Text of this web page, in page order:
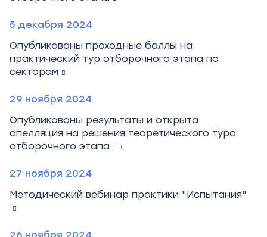
5 декабря 2024
Опубликованы проходные баллы на
практический тур отборочного этапа по
секторам
29 ноября 2024
Опубликованы результаты и открыта
апелляция на решения теоретического тура
отборочного этапа.
27 ноября 2024
Методический вебинар практики "Испытания"